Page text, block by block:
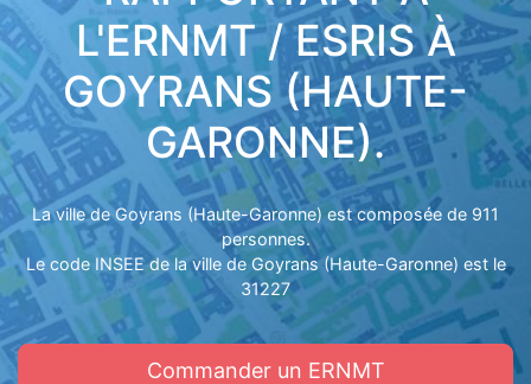
L'ERNMT / ESRIS À
GOYRANS (HAUTE-
GARONNE).
La ville de Goyrans (Haute-Garonne) est composée de 911
personnes.
Le code INSEE de la ville de Goyrans (Haute-Garonne) est le
31227
Commander un ERNMT